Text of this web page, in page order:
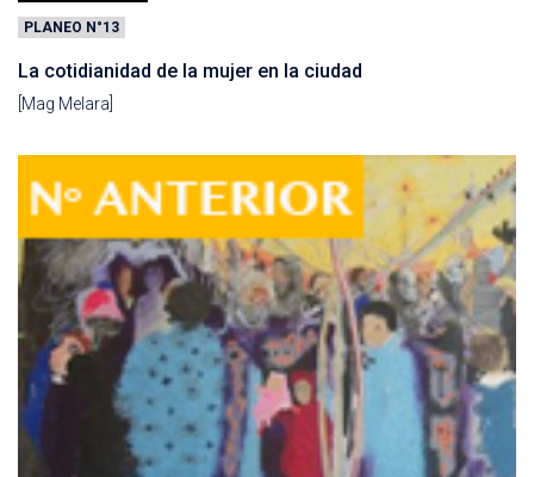
PLANEO N°13
La cotidianidad de la mujer en la ciudad
[Mag Melara]